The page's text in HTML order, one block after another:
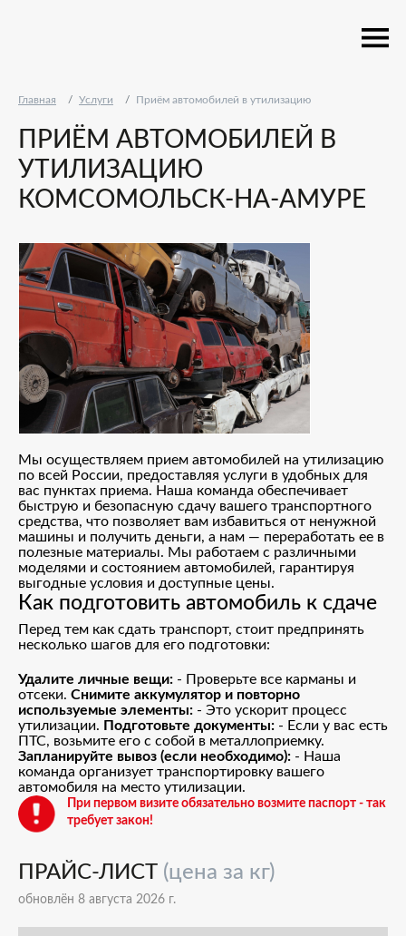
Главная Услуги Приём автомобилей в утилизацию
ПРИЁМ АВТОМОБИЛЕЙ В
УТИЛИЗАЦИЮ
КОМСОМОЛЬСК-НА-АМУРЕ
Мы осуществляем прием автомобилей на утилизацию
по всей России, предоставляя услуги в удобных для
вас пунктах приема. Наша команда обеспечивает
быструю и безопасную сдачу вашего транспортного
средства, что позволяет вам избавиться от ненужной
машины и получить деньги, а нам — переработать ее в
полезные материалы. Мы работаем с различными
моделями и состоянием автомобилей, гарантируя
выгодные условия и доступные цены.
Как подготовить автомобиль к сдаче
Перед тем как сдать транспорт, стоит предпринять
несколько шагов для его подготовки:
Удалите личные вещи: - Проверьте все карманы и
отсеки. Снимите аккумулятор и повторно
используемые элементы: - Это ускорит процесс
утилизации. Подготовьте документы: - Если у вас есть
ПТС, возьмите его с собой в металлоприемку.
Запланируйте вывоз (если необходимо): - Наша
команда организует транспортировку вашего
автомобиля на место утилизации.
При первом визите обязательно возмите паспорт - так
требует закон!
ПРАЙС-ЛИСТ (цена за кг)
обновлён 8 августа 2026 г.